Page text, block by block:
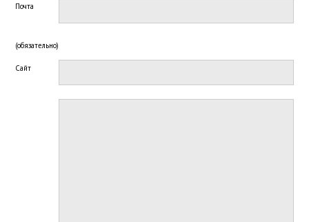
Почта
(обязательно)
Сайт